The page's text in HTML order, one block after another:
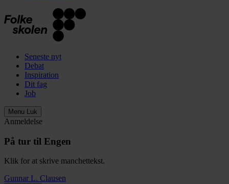
Seneste nyt
Debat
Inspiration
Dit fag
Job
Menu Luk
Anmeldelse
På tur til Engen
Klik for at skrive manchettekst.
Gunnar L. Clausen